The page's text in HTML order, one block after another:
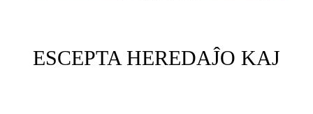
ESCEPTA HEREDAĴO KAJ